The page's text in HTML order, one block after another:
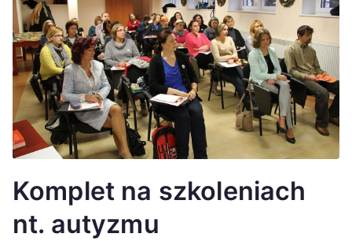
Komplet na szkoleniach
nt. autyzmu